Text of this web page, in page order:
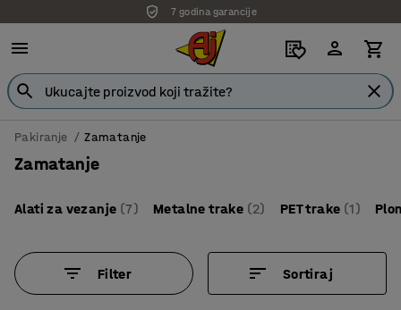
7 godina garancije
Pakiranje Zamatanje
Zamatanje
Alati za vezanje (7) Metalne trake (2) PET trake (1)
Filter Sortiraj